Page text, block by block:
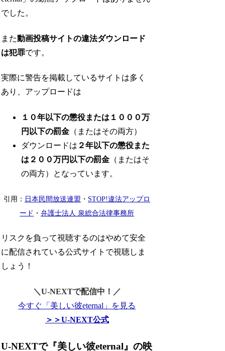
でした。
また動画投稿サイトの違法ダウンロード
は犯罪です。
実際に警告を掲載しているサイトは多く
あり、アップロードは
１０年以下の懲役または１０００万
円以下の罰金 （またはその両方）
ダウンロードは ２年以下の懲役また
は２００万円以下の罰金 （またはそ
の両方）となっています。
引用： 日本民間放送連盟 ・ STOP!違法アップロ
ード ・弁護士法人 泉総合法律事務所
リスクを負って視聴するのはやめて安全
に配信されている公式サイトで視聴しま
しょう！
＼U-NEXTで配信中！／
今すぐ「美しい彼eternal」を見る
＞＞U-NEXT公式
U-NEXTで『美しい彼eternal』の映